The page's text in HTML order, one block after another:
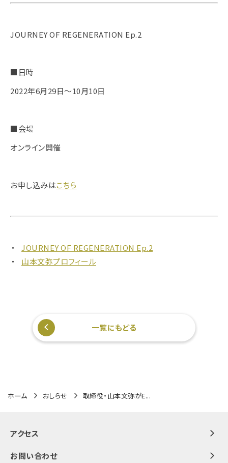
JOURNEY OF REGENERATION Ep.2
■日時
2022年6月29日〜10月10日
■会場
オンライン開催
お申し込みはこちら
JOURNEY OF REGENERATION Ep.2
山本文弥プロフィール
一覧にもどる
ホーム おしらせ 取締役・山本文弥がE...
アクセス
お問い合わせ